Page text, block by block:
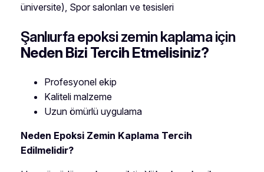
üniversite), Spor salonları ve tesisleri
Şanlıurfa epoksi zemin kaplama için
Neden Bizi Tercih Etmelisiniz?
Profesyonel ekip
Kaliteli malzeme
Uzun ömürlü uygulama
Neden Epoksi Zemin Kaplama Tercih
Edilmelidir?